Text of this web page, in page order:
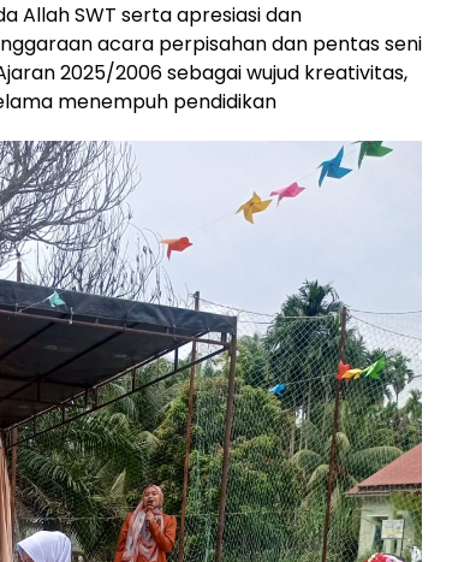
Allah SWT serta apresiasi dan
acara perpisahan dan pentas seni
2025/2006 sebagai wujud kreativitas,
menempuh pendidikan